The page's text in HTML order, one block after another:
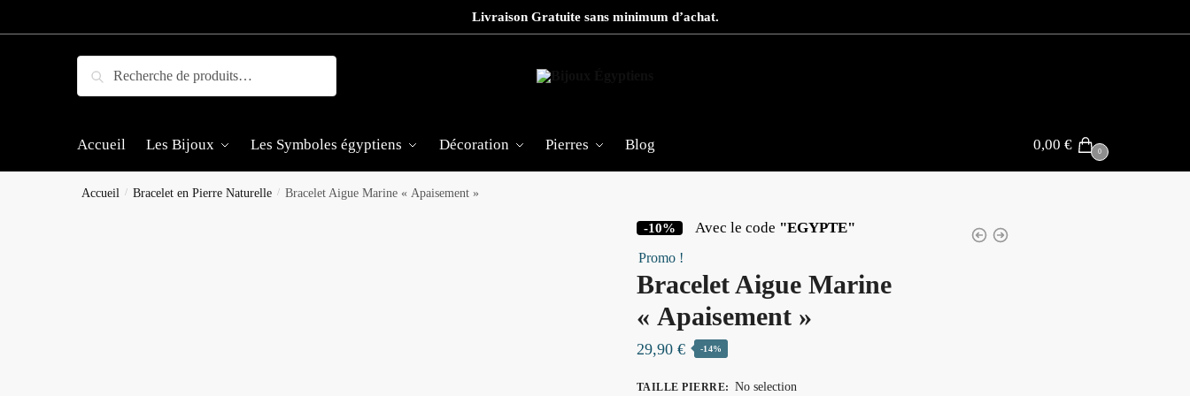
to
to
Livraison Gratuite sans minimum d’achat.
Recherche
Accueil Les Bijoux Les Symboles égyptiens Décoration Pierres Blog 0,00 € 0
Accueil / Bracelet en Pierre Naturelle / Bracelet Aigue Marine « Apaisement »
-10% Avec le code "EGYPTE"
Promo !
Bracelet Aigue Marine
« Apaisement »
29,90 € -14%
TAILLE PIERRE: No selection